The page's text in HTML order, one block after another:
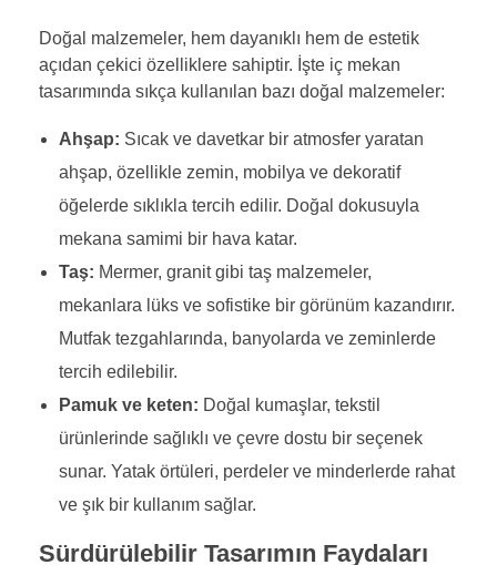
Doğal malzemeler, hem dayanıklı hem de estetik
açıdan çekici özelliklere sahiptir. İşte iç mekan
tasarımında sıkça kullanılan bazı doğal malzemeler:
Ahşap: Sıcak ve davetkar bir atmosfer yaratan
ahşap, özellikle zemin, mobilya ve dekoratif
öğelerde sıklıkla tercih edilir. Doğal dokusuyla
mekana samimi bir hava katar.
Taş: Mermer, granit gibi taş malzemeler,
mekanlara lüks ve sofistike bir görünüm kazandırır.
Mutfak tezgahlarında, banyolarda ve zeminlerde
tercih edilebilir.
Pamuk ve keten: Doğal kumaşlar, tekstil
ürünlerinde sağlıklı ve çevre dostu bir seçenek
sunar. Yatak örtüleri, perdeler ve minderlerde rahat
ve şık bir kullanım sağlar.
Sürdürülebilir Tasarımın Faydaları